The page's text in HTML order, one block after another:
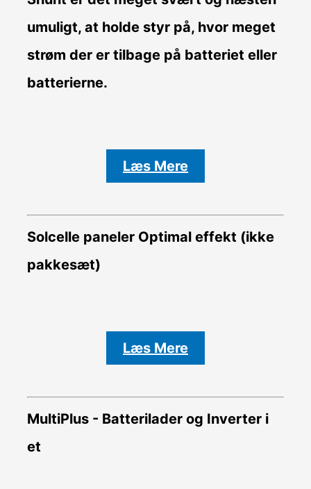
umuligt, at holde styr på, hvor meget
strøm der er tilbage på batteriet eller
batterierne.
Læs Mere
Solcelle paneler Optimal effekt (ikke
pakkesæt)
Læs Mere
MultiPlus - Batterilader og Inverter i
et